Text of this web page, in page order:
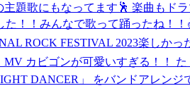
題歌にもなってます🕺 楽曲もド
！！みんなで歌って踊ったね！
ROCK FESTIVAL 2023楽しか
カビゴンが可愛いすぎる！！
DANCER」 をバンドアレン